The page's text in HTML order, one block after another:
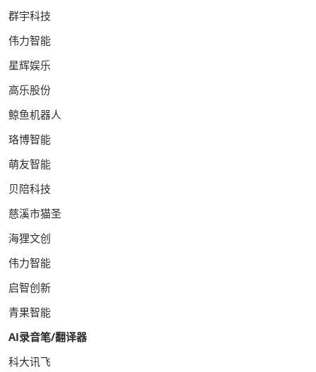
群宇科技
伟力智能
星辉娱乐
高乐股份
鲸鱼机器人
珞博智能
萌友智能
贝陪科技
慈溪市猫圣
海狸文创
伟力智能
启智创新
青果智能
AI录音笔/翻译器
科大讯飞